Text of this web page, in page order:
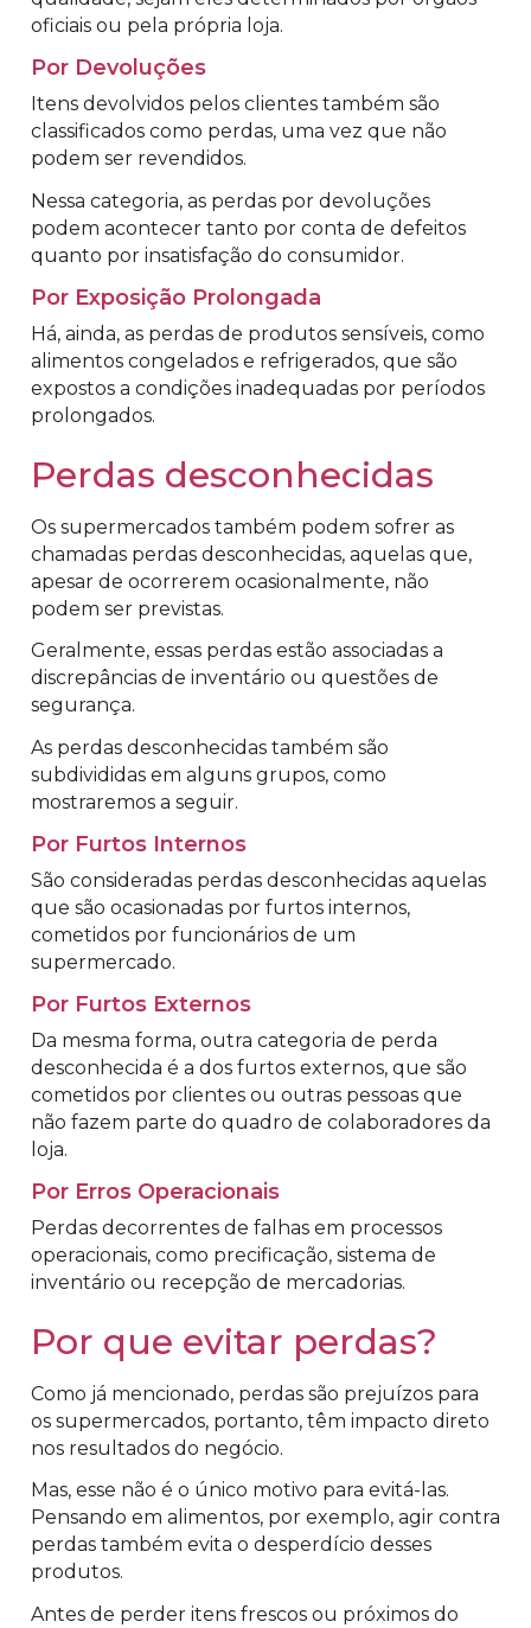
oficiais ou pela própria loja.
Por Devoluções
Itens devolvidos pelos clientes também são
classificados como perdas, uma vez que não
podem ser revendidos.
Nessa categoria, as perdas por devoluções
podem acontecer tanto por conta de defeitos
quanto por insatisfação do consumidor.
Por Exposição Prolongada
Há, ainda, as perdas de produtos sensíveis, como
alimentos congelados e refrigerados, que são
expostos a condições inadequadas por períodos
prolongados.
Perdas desconhecidas
Os supermercados também podem sofrer as
chamadas perdas desconhecidas, aquelas que,
apesar de ocorrerem ocasionalmente, não
podem ser previstas.
Geralmente, essas perdas estão associadas a
discrepâncias de inventário ou questões de
segurança.
As perdas desconhecidas também são
subdivididas em alguns grupos, como
mostraremos a seguir.
Por Furtos Internos
São consideradas perdas desconhecidas aquelas
que são ocasionadas por furtos internos,
cometidos por funcionários de um
supermercado.
Por Furtos Externos
Da mesma forma, outra categoria de perda
desconhecida é a dos furtos externos, que são
cometidos por clientes ou outras pessoas que
não fazem parte do quadro de colaboradores da
loja.
Por Erros Operacionais
Perdas decorrentes de falhas em processos
operacionais, como precificação, sistema de
inventário ou recepção de mercadorias.
Por que evitar perdas?
Como já mencionado, perdas são prejuízos para
os supermercados, portanto, têm impacto direto
nos resultados do negócio.
Mas, esse não é o único motivo para evitá-las.
Pensando em alimentos, por exemplo, agir contra
perdas também evita o desperdício desses
produtos.
Antes de perder itens frescos ou próximos do